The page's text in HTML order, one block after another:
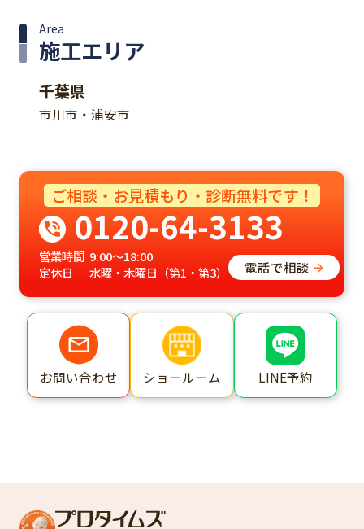
施工エリア
Area
千葉県
市川市・浦安市
ご相談・お見積もり・診断無料です！
0120-64-3133
営業時間 9:00～18:00
定休日
水曜・木曜日（第1・第3） 電話で相談
お問い合わせ ショールーム LINE予約